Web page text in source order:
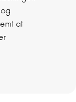
at